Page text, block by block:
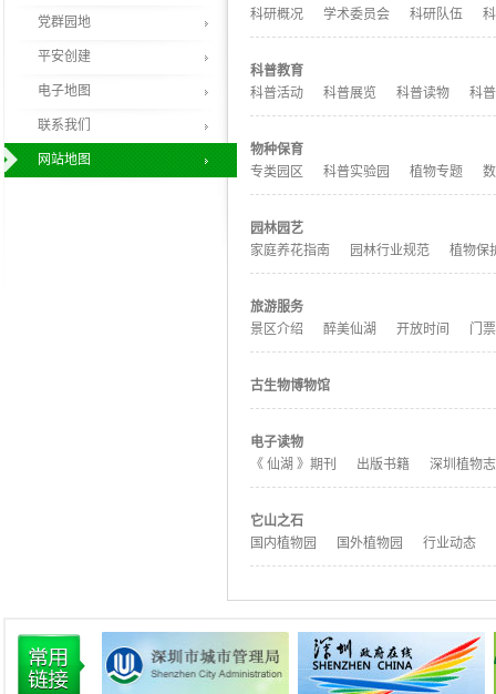
科研概况
学术委员会 科研队伍
科普教育
科普活动
科普展览 科普读物 科
物种保育
专类园区
科普实验园 植物专题
园林园艺
家庭养花指南
园林行业规范 植物保
旅游服务
景区介绍
醉美仙湖 开放时间 门
古生物博物馆
电子读物
《 仙湖 》期刊
出版书籍 深圳植物志
它山之石
国内植物园
国外植物园 行业动态
党群园地
平安创建
电子地图
联系我们
网站地图